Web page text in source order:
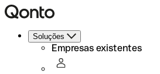
Soluções
Empresas existentes